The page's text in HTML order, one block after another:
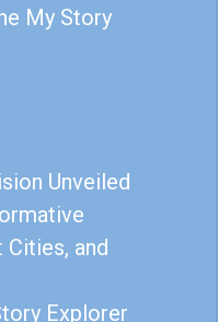
My Story
Unveiled
Cities, and
Explorer